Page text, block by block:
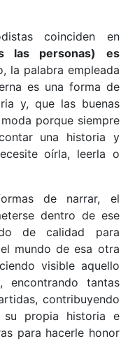
coinciden en
las personas) es
la palabra empleada
es una forma de
y, que las buenas
porque siempre
una historia y
oírla, leerla o
de narrar, el
dentro de ese
de calidad para
mundo de esa otra
visible aquello
tantas
contribuyendo
propia historia e
para hacerle honor